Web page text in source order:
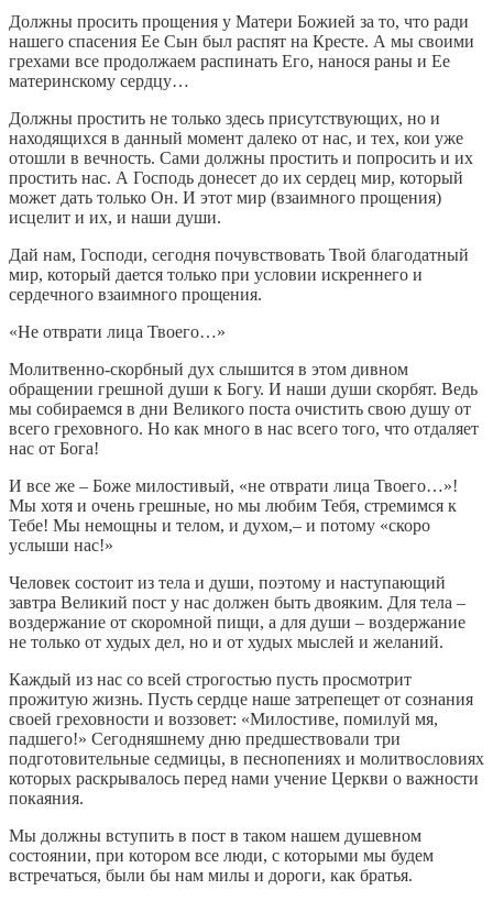
Должны просить прощения у Матери Божией за то, что ради
нашего спасения Ее Сын был распят на Кресте. А мы своими
грехами все продолжаем распинать Его, нанося раны и Ее
материнскому сердцу…
Должны простить не только здесь присутствующих, но и
находящихся в данный момент далеко от нас, и тех, кои уже
отошли в вечность. Сами должны простить и попросить и их
простить нас. А Господь донесет до их сердец мир, который
может дать только Он. И этот мир (взаимного прощения)
исцелит и их, и наши души.
Дай нам, Господи, сегодня почувствовать Твой благодатный
мир, который дается только при условии искреннего и
сердечного взаимного прощения.
«Не отврати лица Твоего…»
Молитвенно-скорбный дух слышится в этом дивном
обращении грешной души к Богу. И наши души скорбят. Ведь
мы собираемся в дни Великого поста очистить свою душу от
всего греховного. Но как много в нас всего того, что отдаляет
нас от Бога!
И все же – Боже милостивый, «не отврати лица Твоего…»!
Мы хотя и очень грешные, но мы любим Тебя, стремимся к
Тебе! Мы немощны и телом, и духом,– и потому «скоро
услыши нас!»
Человек состоит из тела и души, поэтому и наступающий
завтра Великий пост у нас должен быть двояким. Для тела –
воздержание от скоромной пищи, а для души – воздержание
не только от худых дел, но и от худых мыслей и желаний.
Каждый из нас со всей строгостью пусть просмотрит
прожитую жизнь. Пусть сердце наше затрепещет от сознания
своей греховности и воззовет: «Милостиве, помилуй мя,
падшего!» Сегодняшнему дню предшествовали три
подготовительные седмицы, в песнопениях и молитвословиях
которых раскрывалось перед нами учение Церкви о важности
покаяния.
Мы должны вступить в пост в таком нашем душевном
состоянии, при котором все люди, с которыми мы будем
встречаться, были бы нам милы и дороги, как братья.